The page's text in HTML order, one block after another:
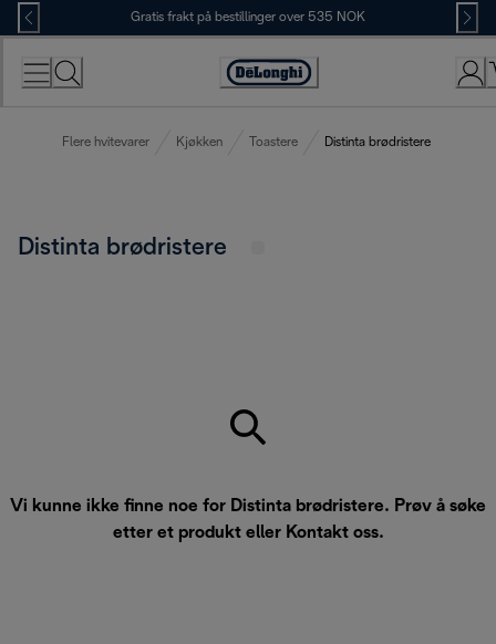
Skip
to
Content
Gratis frakt på bestillinger over 535 NOK
Accessibility
Flere hvitevarer Kjøkken Toastere Distinta brødristere
Distinta brødristere
Vi kunne ikke finne noe for Distinta brødristere. Prøv å søke
etter et produkt eller Kontakt oss.